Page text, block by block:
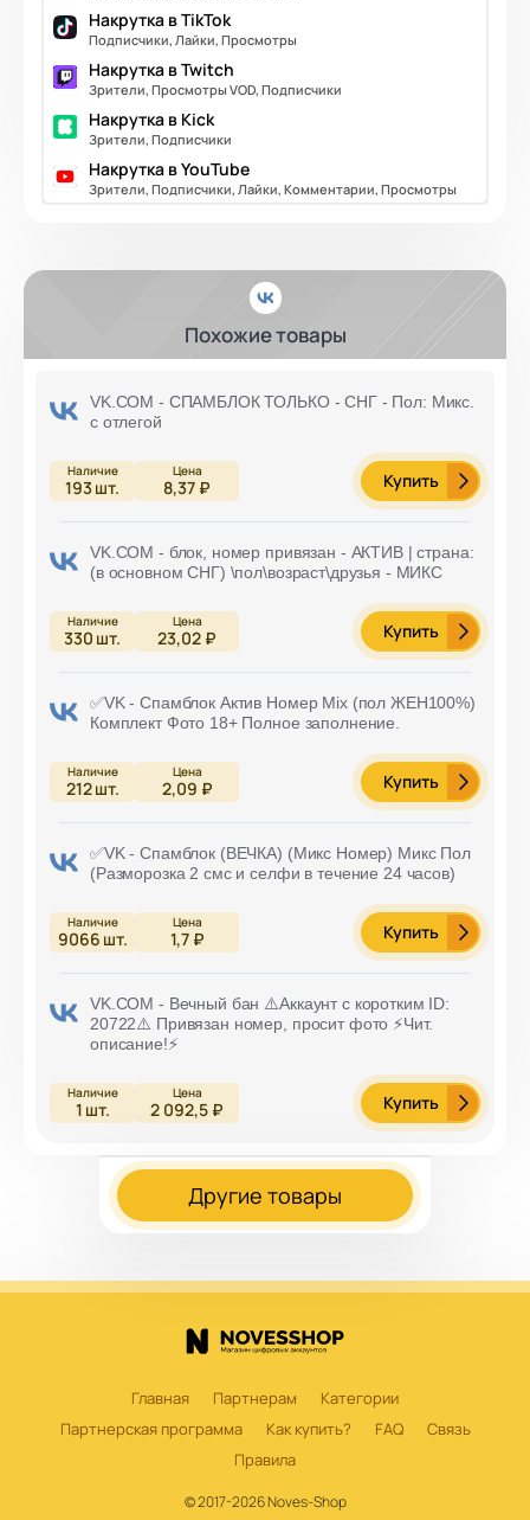
Накрутка в TikTok
Подписчики, Лайки, Просмотры
Накрутка в Twitch
Зрители, Просмотры VOD, Подписчики
Накрутка в Kick
Зрители, Подписчики
Накрутка в YouTube
Зрители, Подписчики, Лайки, Комментарии, Просмотры
Похожие товары
VK.COM - СПАМБЛОК ТОЛЬКО - СНГ - Пол: Микс.
с отлегой
193шт. 8,37 ₽ Купить
VK.COM - блок, номер привязан - АКТИВ | страна:
(в основном СНГ) \пол\возраст\друзья - МИКС
330 шт. 23,02 ₽ Купить
✅VK - Спамблок Актив Номер Mix (пол ЖЕН100%)
Комплект Фото 18+ Полное заполнение.
212шт. 2,09 ₽ Купить
✅VK - Спамблок (ВЕЧКА) (Микс Номер) Микс Пол
(Разморозка 2 смс и селфи в течение 24 часов)
9066 шт. 1,7 ₽ Купить
VK.COM - Вечный бан ⚠️Аккаунт с коротким ID:
20722⚠️ Привязан номер, просит фото ⚡️Чит.
описание!⚡️
1 шт. 2 092,5 ₽ Купить
Другие товары
Главная Партнерам
Категории
Партнерская программа
Как купить? FAQ
Связь
Правила
© 2017-2026 Noves-Shop